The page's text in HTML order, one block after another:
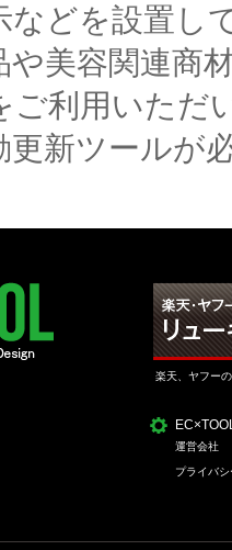
などを設置し
や美容関連商
ご利用いただ
更新ツールが
楽天、ヤフー
運営会社
プライバ